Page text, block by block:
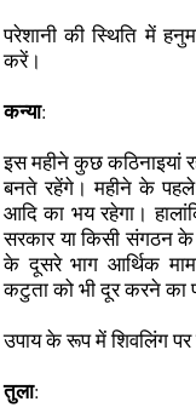
परेशानी की स्थिति में
करें।
कन्या:
इस महीने कुछ कठिनाइयां
बनते रहेंगे। महीने के
आदि का भय रहेगा।
सरकार या किसी संगठन के
के दूसरे भाग आर्थिक
कटुता को भी दूर करने का
उपाय के रूप में शिवलिंग
तुला: